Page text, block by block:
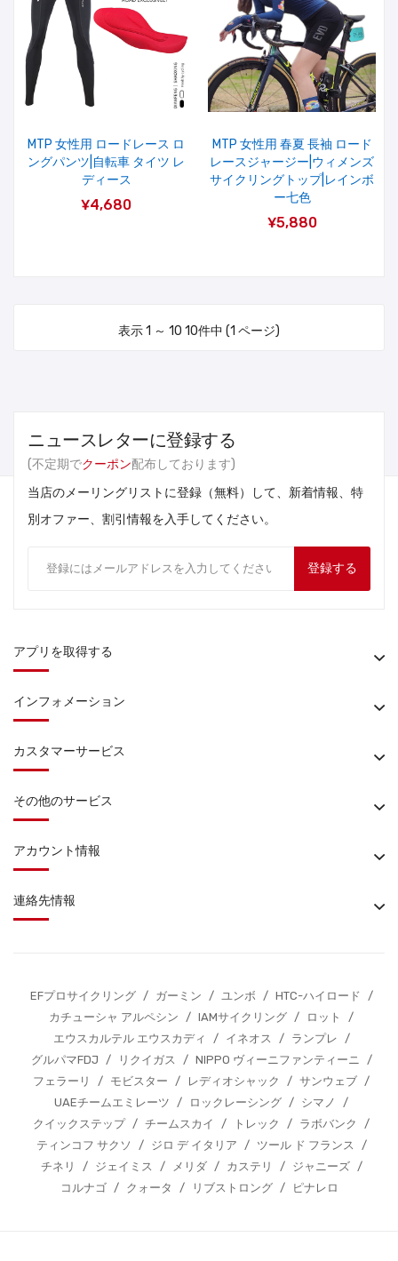
MTP 女性用 ロードレース ロ
ングパンツ|自転車 タイツ レ
ディース
¥4,680
MTP 女性用 春夏 長袖 ロード
レースジャージー|ウィメンズ
サイクリングトップ|レインボ
ー七色
¥5,880
表示 1 ～ 10 10件中 (1 ページ)
ニュースレターに登録する
(不定期でクーポン配布しております)
当店のメーリングリストに登録（無料）して、新着情報、特
別オファー、割引情報を入手してください。
登録する
アプリを取得する
インフォメーション
カスタマーサービス
その他のサービス
アカウント情報
連絡先情報
EFプロサイクリング / ガーミン / ユンボ / HTC-ハイロード
/
カチューシャ アルペシン
/ IAMサイクリング / ロット
/
エウスカルテル エウスカディ
/ イネオス / ランプレ
/
グルパマFDJ
/ リクイガス / NIPPO ヴィーニファンティーニ
/
フェラーリ
/ モビスター / レディオシャック / サンウェブ /
UAEチームエミレーツ
/ ロックレーシング / シマノ
/
クイックステップ / チームスカイ / トレック / ラボバンク
/
ティンコフ サクソ
/ ジロ デ イタリア / ツール ド フランス
/
チネリ
/ ジェイミス / メリダ / カステリ / ジャニーズ
/
コルナゴ
/ クォータ / リブストロング / ピナレロ